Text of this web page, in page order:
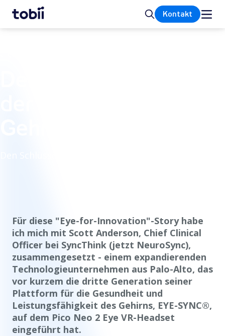
Startseite SucheKontakt
Für diese "Eye-for-Innovation"-Story habe
ich mich mit Scott Anderson, Chief Clinical
Officer bei SyncThink (jetzt NeuroSync),
zusammengesetzt - einem expandierenden
Technologieunternehmen aus Palo-Alto, das
vor kurzem die dritte Generation seiner
Plattform für die Gesundheit und
Leistungsfähigkeit des Gehirns, EYE-SYNC®,
auf dem Pico Neo 2 Eye VR-Headset
eingeführt hat.